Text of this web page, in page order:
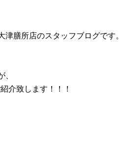
膳所店のスタッフブログです。
、
介致します！！！